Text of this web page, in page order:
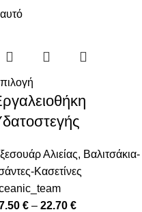
Αλιείας, Βαλιτσάκια-
Κασετίνες
€ – 22.70 €